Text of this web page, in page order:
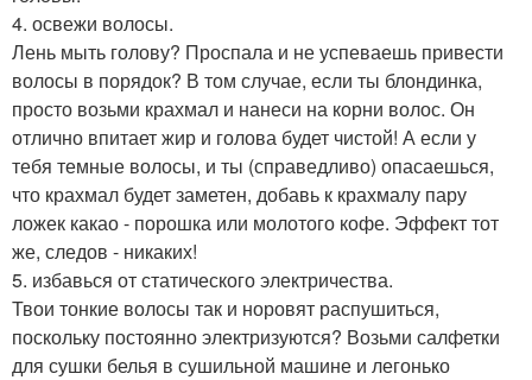
4. освежи волосы.
Лень мыть голову? Проспала и не успеваешь привести
волосы в порядок? В том случае, если ты блондинка,
просто возьми крахмал и нанеси на корни волос. Он
отлично впитает жир и голова будет чистой! А если у
тебя темные волосы, и ты (справедливо) опасаешься,
что крахмал будет заметен, добавь к крахмалу пару
ложек какао - порошка или молотого кофе. Эффект тот
же, следов - никаких!
5. избавься от статического электричества.
Твои тонкие волосы так и норовят распушиться,
поскольку постоянно электризуются? Возьми салфетки
для сушки белья в сушильной машине и легонько